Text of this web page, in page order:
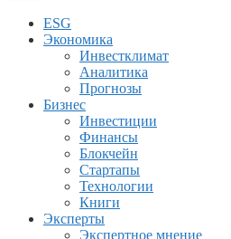
ESG
Экономика
Инвестклимат
Аналитика
Прогнозы
Бизнес
Инвестиции
Финансы
Блокчейн
Стартапы
Технологии
Книги
Эксперты
Экспертное мнение